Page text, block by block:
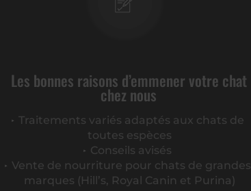
Les bonnes raisons d’emmener votre chat
chez nous
Traitements variés adaptés aux chats de
toutes espèces
Conseils avisés
Vente de nourriture pour chats de grandes
marques (Hill’s, Royal Canin et Purina)